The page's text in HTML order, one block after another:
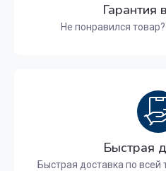
Гарантия
Не понравился
Быстрая
Быстрая доставка по всей